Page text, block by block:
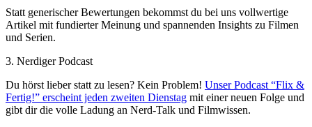
Statt generischer Bewertungen bekommst du bei uns vollwertige
Artikel mit fundierter Meinung und spannenden Insights zu Filmen
und Serien.
3. Nerdiger Podcast
Du hörst lieber statt zu lesen? Kein Problem! Unser Podcast “Flix &
Fertig!” erscheint jeden zweiten Dienstag mit einer neuen Folge und
gibt dir die volle Ladung an Nerd-Talk und Filmwissen.